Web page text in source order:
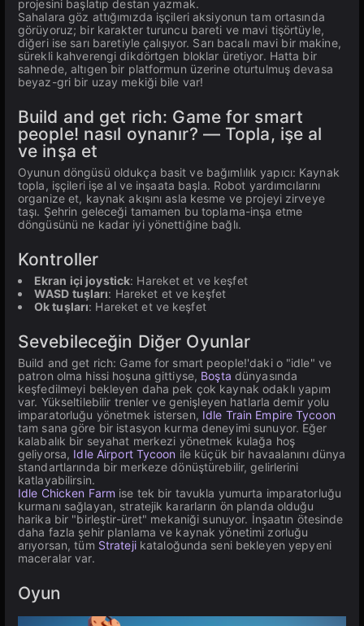
projesini başlatıp destan yazmak.
Sahalara göz attığımızda işçileri aksiyonun tam ortasında
görüyoruz; bir karakter turuncu bareti ve mavi tişörtüyle,
diğeri ise sarı baretiyle çalışıyor. Sarı bacalı mavi bir makine,
sürekli kahverengi dikdörtgen bloklar üretiyor. Hatta bir
sahnede, altıgen bir platformun üzerine oturtulmuş devasa
beyaz-gri bir uzay mekiği bile var!
Build and get rich: Game for smart
people! nasıl oynanır? — Topla, işe al
ve inşa et
Oyunun döngüsü oldukça basit ve bağımlılık yapıcı: Kaynak
topla, işçileri işe al ve inşaata başla. Robot yardımcılarını
organize et, kaynak akışını asla kesme ve projeyi zirveye
taşı. Şehrin geleceği tamamen bu toplama-inşa etme
döngüsünü ne kadar iyi yönettiğine bağlı.
Kontroller
Ekran içi joystick: Hareket et ve keşfet
WASD tuşları: Hareket et ve keşfet
Ok tuşları: Hareket et ve keşfet
Sevebileceğin Diğer Oyunlar
Build and get rich: Game for smart people!'daki o "idle" ve
patron olma hissi hoşuna gittiyse, Boşta dünyasında
keşfedilmeyi bekleyen daha pek çok kaynak odaklı yapım
var. Yükseltilebilir trenler ve genişleyen hatlarla demir yolu
imparatorluğu yönetmek istersen, Idle Train Empire Tycoon
tam sana göre bir istasyon kurma deneyimi sunuyor. Eğer
kalabalık bir seyahat merkezi yönetmek kulağa hoş
geliyorsa, Idle Airport Tycoon ile küçük bir havaalanını dünya
standartlarında bir merkeze dönüştürebilir, gelirlerini
katlayabilirsin.
Idle Chicken Farm ise tek bir tavukla yumurta imparatorluğu
kurmanı sağlayan, stratejik kararların ön planda olduğu
harika bir "birleştir-üret" mekaniği sunuyor. İnşaatın ötesinde
daha fazla şehir planlama ve kaynak yönetimi zorluğu
arıyorsan, tüm Stratejikataloğunda seni bekleyen yepyeni
maceralar var.
Oyun